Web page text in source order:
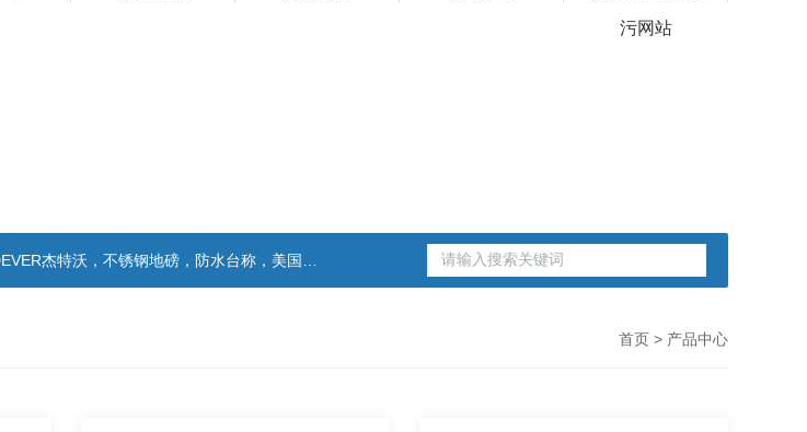
污网站
锈钢地磅，防水台称，美国双杰天平，报警电子称
首页 > 产品中心